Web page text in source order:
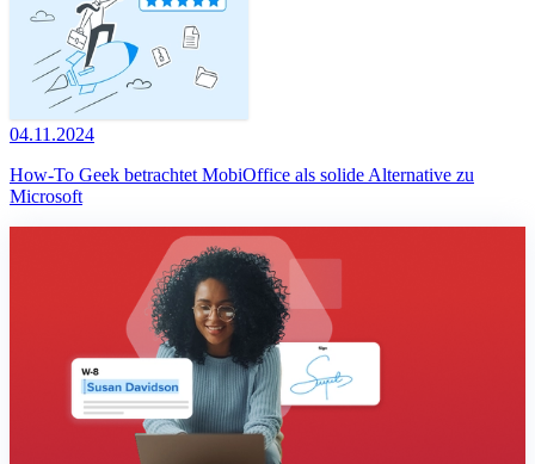
04.11.2024
How-To Geek betrachtet MobiOffice als solide Alternative zu
Microsoft